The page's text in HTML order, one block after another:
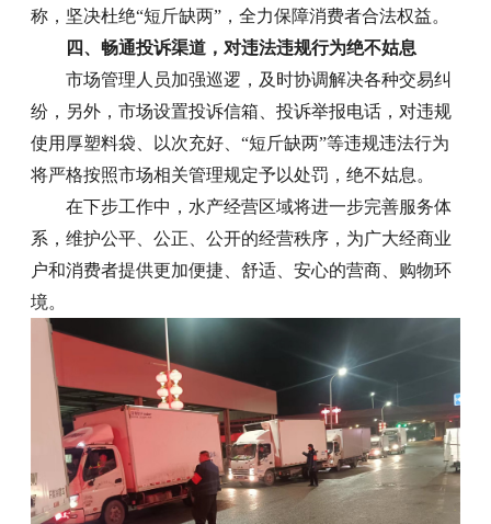
称，坚决杜绝“短斤缺两”，全力保障消费者合法权益。
四、畅通投诉渠道，对违法违规行为绝不姑息
市场管理人员加强巡逻，及时协调解决各种交易纠
纷，另外，市场设置投诉信箱、投诉举报电话，对违规
使用厚塑料袋、以次充好、“短斤缺两”等违规违法行为
将严格按照市场相关管理规定予以处罚，绝不姑息。
在下步工作中，水产经营区域将进一步完善服务体
系，维护公平、公正、公开的经营秩序，为广大经商业
户和消费者提供更加便捷、舒适、安心的营商、购物环
境。